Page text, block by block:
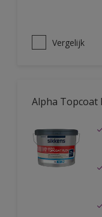
Vergelijk
Alpha Topcoat